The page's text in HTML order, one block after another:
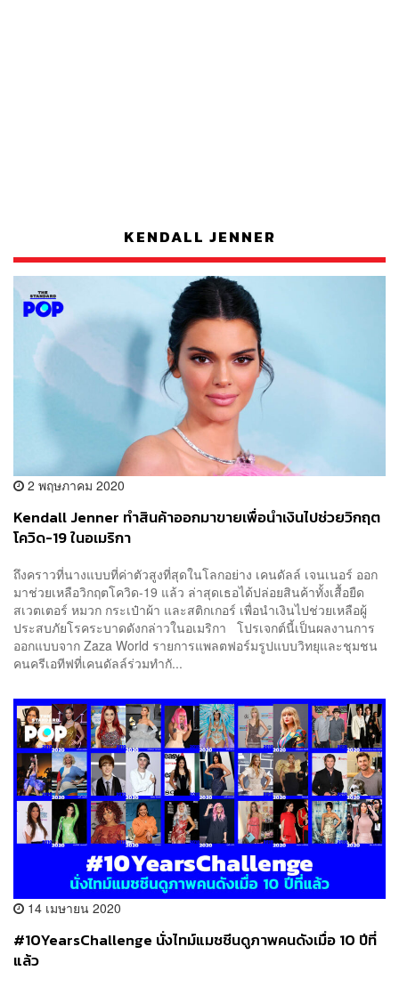
KENDALL JENNER
2 พฤษภาคม 2020
Kendall Jenner ทำสินค้าออกมาขายเพื่อนำเงินไปช่วยวิกฤต
โควิด-19 ในอเมริกา
ถึงคราวที่นางแบบที่ค่าตัวสูงที่สุดในโลกอย่าง เคนดัลล์ เจนเนอร์ ออก
มาช่วยเหลือวิกฤตโควิด-19 แล้ว ล่าสุดเธอได้ปล่อยสินค้าทั้งเสื้อยืด
สเวตเตอร์ หมวก กระเป๋าผ้า และสติกเกอร์ เพื่อนำเงินไปช่วยเหลือผู้
ประสบภัยโรคระบาดดังกล่าวในอเมริกา โปรเจกต์นี้เป็นผลงานการ
ออกแบบจาก Zaza World รายการแพลตฟอร์มรูปแบบวิทยุและชุมชน
คนครีเอทีฟที่เคนดัลล์ร่วมทำกั...
14 เมษายน 2020
#10YearsChallenge นั่งไทม์แมชชีนดูภาพคนดังเมื่อ 10 ปีที่
แล้ว